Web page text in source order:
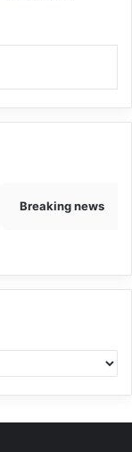
Breaking news